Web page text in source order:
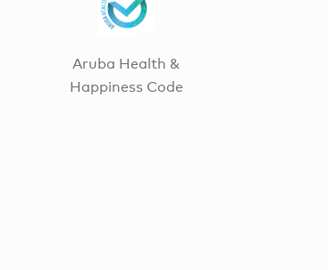
Aruba Health &
Happiness Code